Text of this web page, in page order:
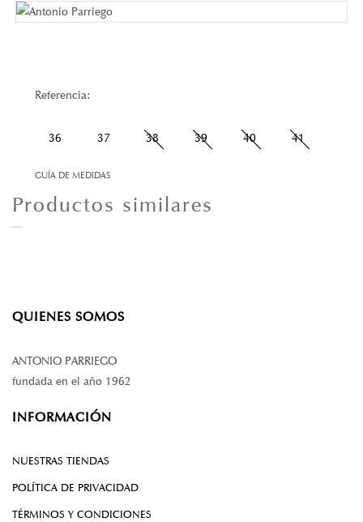
Referencia:
36 37 38 39 40 41
GUÍA DE MEDIDAS
Productos similares
QUIENES SOMOS
ANTONIO PARRIEGO
fundada en el año 1962
INFORMACIÓN
NUESTRAS TIENDAS
POLÍTICA DE PRIVACIDAD
TÉRMINOS Y CONDICIONES